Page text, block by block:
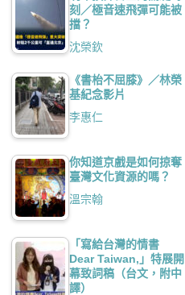
刻／極音速飛彈可能被
擋？
沈榮欽
《書枱不屈膝》／林榮
基紀念影片
李惠仁
你知道京戲是如何掠奪
臺灣文化資源的嗎？
溫宗翰
「寫給台灣的情書
Dear Taiwan,」特展開
幕致詞稿（台文，附中
譯）